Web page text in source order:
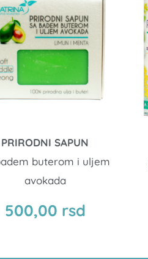
PRIRODNI SAPUN
buterom i uljem
avokada
500,00 rsd